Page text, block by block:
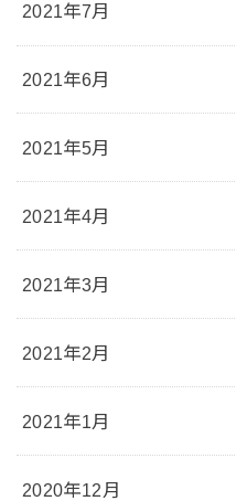
2021年7月
2021年6月
2021年5月
2021年4月
2021年3月
2021年2月
2021年1月
2020年12月